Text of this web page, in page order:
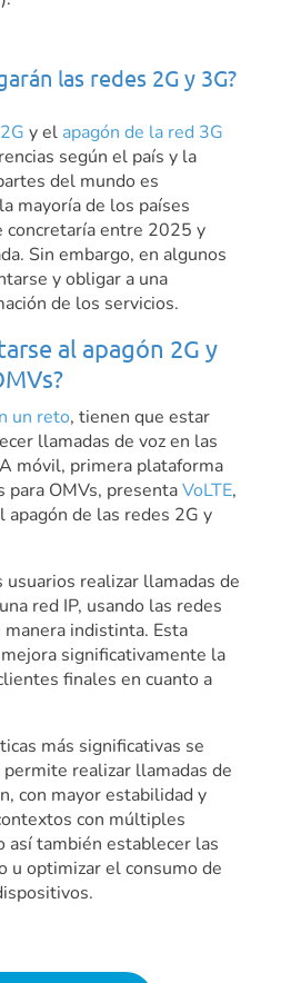
las redes 2G y 3G?
y el apagón de la red 3G
según el país y la
del mundo es
mayoría de los países
concretaría entre 2025 y
Sin embargo, en algunos
y obligar a una
de los servicios.
al apagón 2G y
un reto, tienen que estar
llamadas de voz en las
móvil, primera plataforma
para OMVs, presentaVoLTE,
apagón de las redes 2G y
usuarios realizar llamadas de
red IP, usando las redes
indistinta. Esta
significativamente la
finales en cuanto a
más significativas se
realizar llamadas de
con mayor estabilidad y
con múltiples
así también establecer las
u optimizar el consumo de